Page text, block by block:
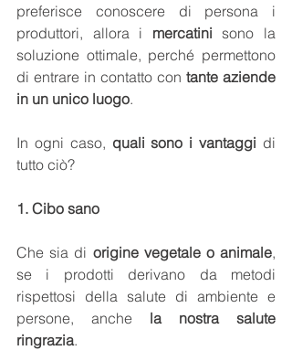
preferisce conoscere di persona i
produttori, allora i mercatini sono la
soluzione ottimale, perché permettono
di entrare in contatto con tante aziende
in un unico luogo.
In ogni caso, quali sono i vantaggi di
tutto ciò?
1. Cibo sano
Che sia di origine vegetale o animale,
se i prodotti derivano da metodi
rispettosi della salute di ambiente e
persone, anche la nostra salute
ringrazia.